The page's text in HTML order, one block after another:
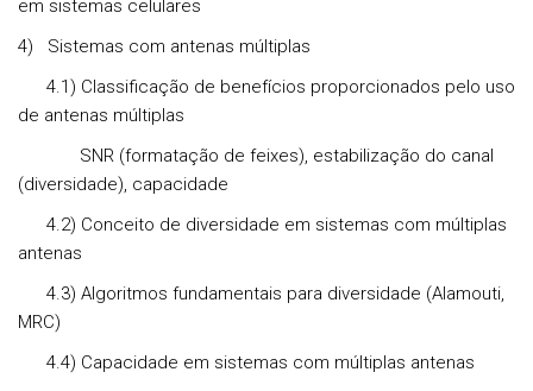
em sistemas celulares
4) Sistemas com antenas múltiplas
4.1) Classificação de benefícios proporcionados pelo uso
de antenas múltiplas
SNR (formatação de feixes), estabilização do canal
(diversidade), capacidade
4.2) Conceito de diversidade em sistemas com múltiplas
antenas
4.3) Algoritmos fundamentais para diversidade (Alamouti,
MRC)
4.4) Capacidade em sistemas com múltiplas antenas